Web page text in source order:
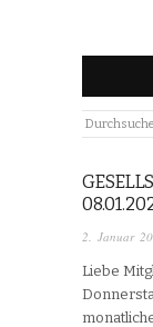
2. Januar
Liebe